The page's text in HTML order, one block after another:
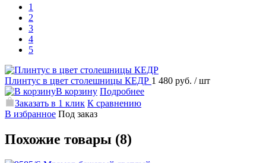
1
2
3
4
5
Плинтус в цвет столешницы КЕДР 1 480 руб. / шт
В корзину Подробнее
Заказать в 1 клик К сравнению
В избранное Под заказ
Похожие товары (8)